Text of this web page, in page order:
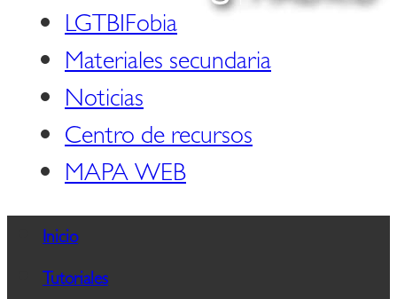
LGTBIFobia
Materiales secundaria
Noticias
Centro de recursos
MAPA WEB
Inicio
Tutoriales